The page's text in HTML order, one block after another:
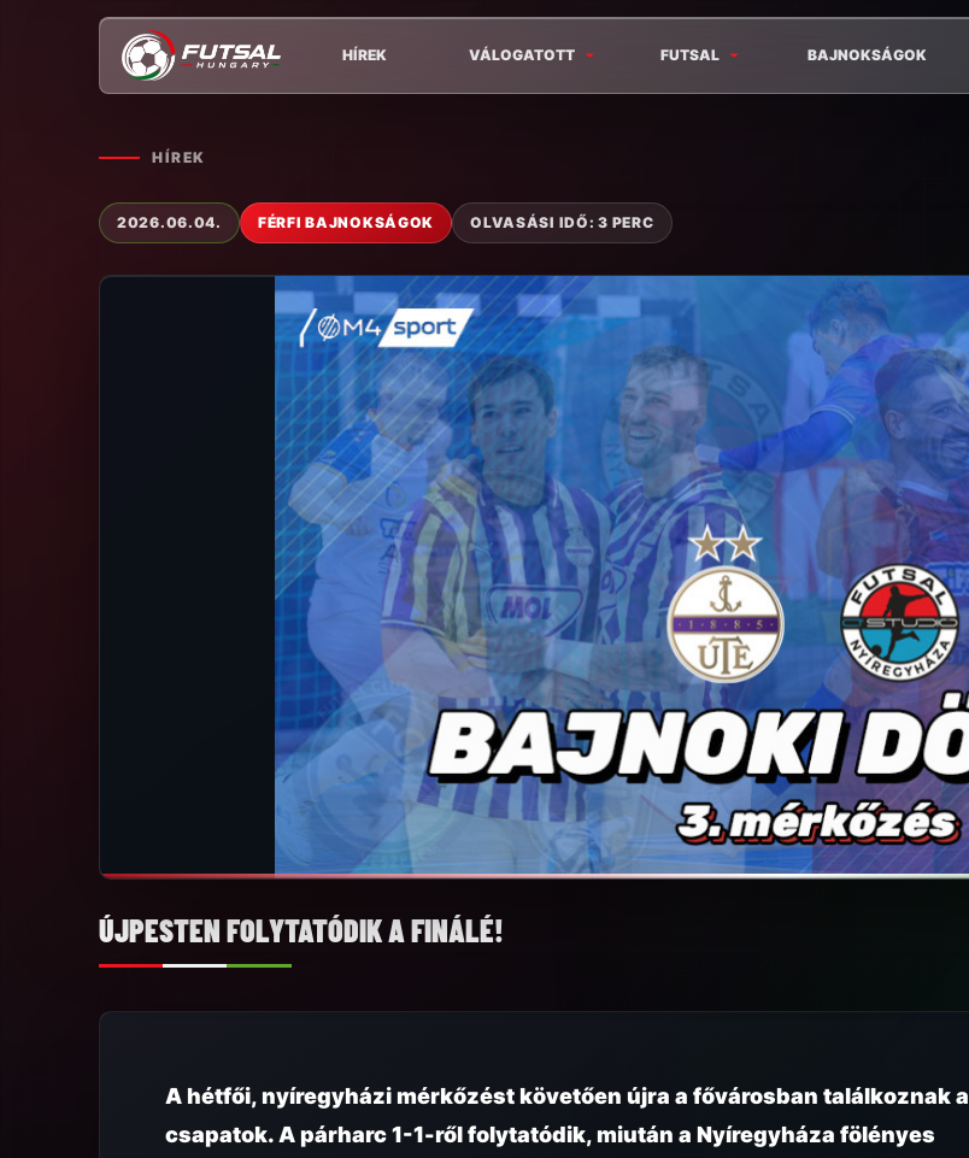
HÍREK VÁLOGATOTT FUTSAL BAJNOKSÁGOK
HÍREK
2026.06.04. FÉRFI BAJNOKSÁGOK OLVASÁSI IDŐ: 3 PERC
ÚJPESTEN FOLYTATÓDIK A FINÁLÉ!
A hétfői, nyíregyházi mérkőzést követően újra a fővárosban találkoznak a
csapatok. A párharc 1-1-ről folytatódik, miután a Nyíregyháza fölényes